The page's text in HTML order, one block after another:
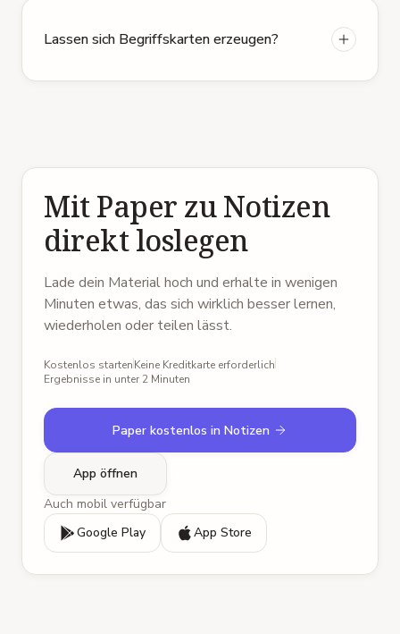
Lassen sich Begriffskarten erzeugen?
Mit Paper zu Notizen
direkt loslegen
Lade dein Material hoch und erhalte in wenigen
Minuten etwas, das sich wirklich besser lernen,
wiederholen oder teilen lässt.
Kostenlos startenKeine Kreditkarte erforderlich
Ergebnisse in unter 2 Minuten
Paper kostenlos in Notizen
App öffnen
Auch mobil verfügbar
Google Play
App Store